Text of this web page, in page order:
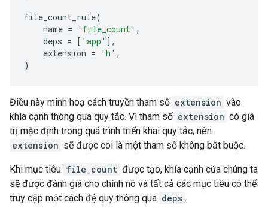
file_count_rule(
name = 'file_count' ,
deps = [ 'app' ],
extension = 'h' ,
)
Điều này minh hoạ cách truyền tham số extension vào
khía cạnh thông qua quy tắc. Vì tham số extension có giá
trị mặc định trong quá trình triển khai quy tắc, nên
extension sẽ được coi là một tham số không bắt buộc.
Khi mục tiêu file_count được tạo, khía cạnh của chúng ta
sẽ được đánh giá cho chính nó và tất cả các mục tiêu có thể
truy cập một cách đệ quy thông qua deps .